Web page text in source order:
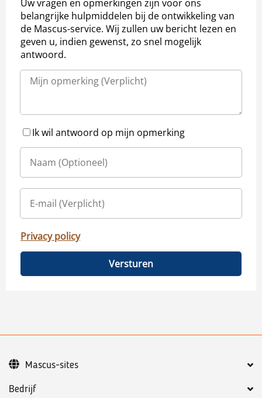
Uw vragen en opmerkingen zijn voor ons
belangrijke hulpmiddelen bij de ontwikkeling van
de Mascus-service. Wij zullen uw bericht lezen en
geven u, indien gewenst, zo snel mogelijk
antwoord.
Ik wil antwoord op mijn opmerking
Privacy policy
Versturen
Bedrijf
Mascus-sites